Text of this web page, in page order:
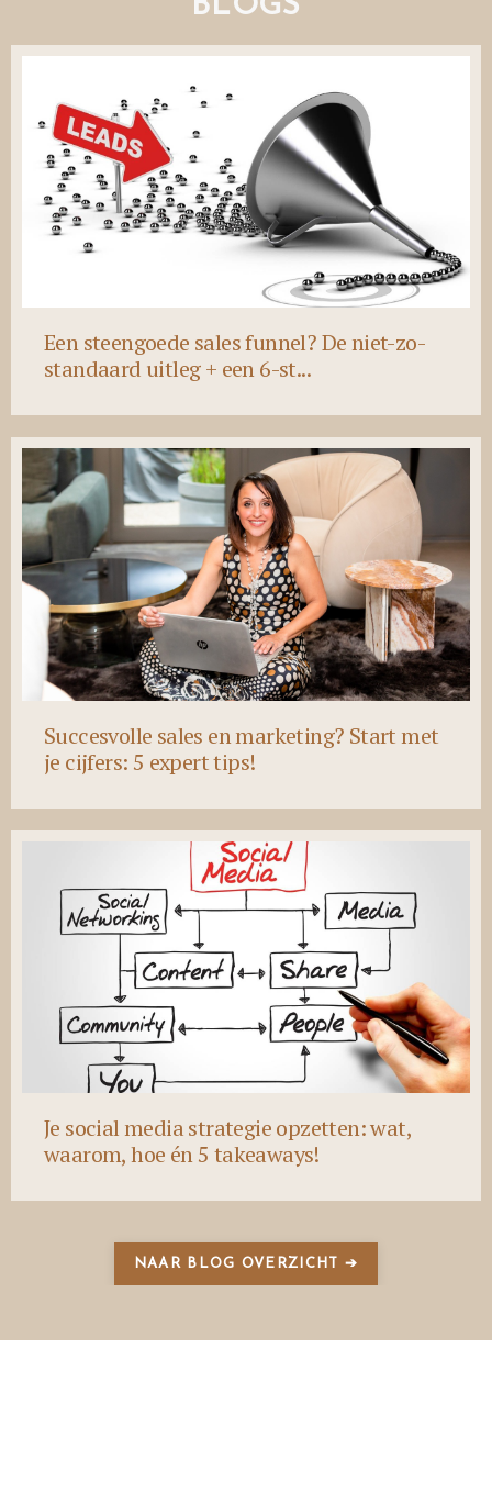
BLOGS
Een steengoede sales funnel? De niet-zo-
standaard uitleg + een 6-st...
Succesvolle sales en marketing? Start met
je cijfers: 5 expert tips!
Je social media strategie opzetten: wat,
waarom, hoe én 5 takeaways!
NAAR BLOG OVERZICHT ➔